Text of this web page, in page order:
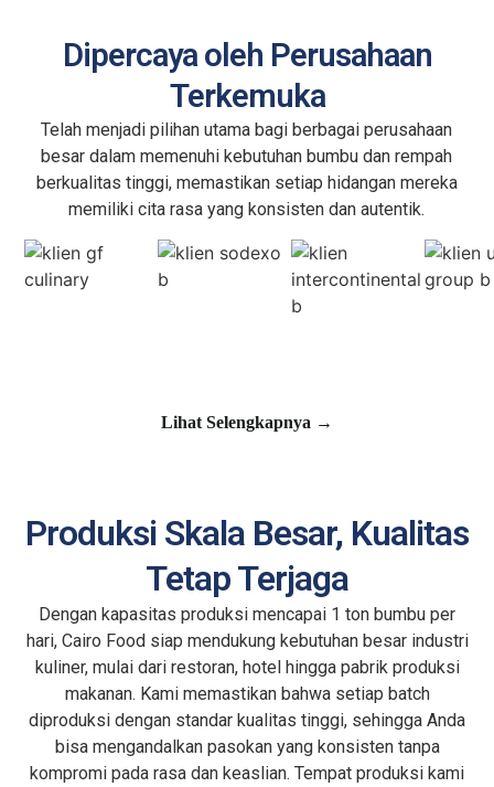
Dipercaya oleh Perusahaan
Terkemuka
Telah menjadi pilihan utama bagi berbagai perusahaan
besar dalam memenuhi kebutuhan bumbu dan rempah
berkualitas tinggi, memastikan setiap hidangan mereka
memiliki cita rasa yang konsisten dan autentik.
Lihat Selengkapnya →
Produksi Skala Besar, Kualitas
Tetap Terjaga
Dengan kapasitas produksi mencapai 1 ton bumbu per
hari, Cairo Food siap mendukung kebutuhan besar industri
kuliner, mulai dari restoran, hotel hingga pabrik produksi
makanan. Kami memastikan bahwa setiap batch
diproduksi dengan standar kualitas tinggi, sehingga Anda
bisa mengandalkan pasokan yang konsisten tanpa
kompromi pada rasa dan keaslian. Tempat produksi kami